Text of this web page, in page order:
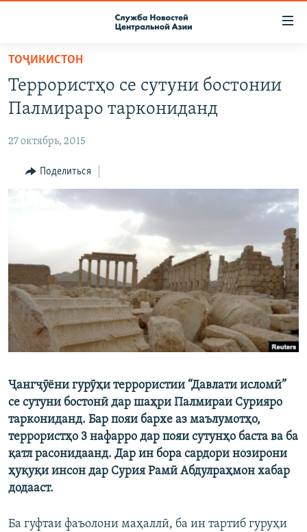
Вернуться
основному
содержанию
навигации
Вернутся
ПОДПИСКА
КОНТАКТЫ
RFE/RL ДИРЕКТ
НАСТОЯЩЕЕ ВРЕМЯ
МИГРАНТ МЕДИА
ТОҶИКИСТОН
Террористҳо се сутуни бостонии
Палмираро таркониданд
27 октябрь, 2015
Поделиться
Ҷангҷӯёни гурӯҳи террористии “Давлати исломӣ”
се сутуни бостонӣ дар шаҳри Палмираи Сурияро
таркониданд. Бар пояи бархе аз маълумотҳо,
террористҳо 3 нафарро дар пояи сутунҳо баста ва ба
қатл расонидаанд. Дар ин бора сардори нозирони
ҳуқуқи инсон дар Сурия Рамӣ Абдулраҳмон хабар
додааст.
Ба гуфтаи фаъолони маҳаллӣ, ба ин тартиб гуруҳи